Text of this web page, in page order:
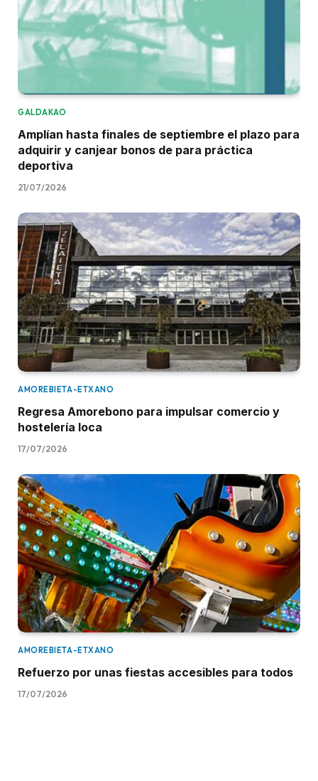
GALDAKAO
Amplían hasta finales de septiembre el plazo para
adquirir y canjear bonos de para práctica
deportiva
21/07/2026
AMOREBIETA-ETXANO
Regresa Amorebono para impulsar comercio y
hostelería loca
17/07/2026
AMOREBIETA-ETXANO
Refuerzo por unas fiestas accesibles para todos
17/07/2026